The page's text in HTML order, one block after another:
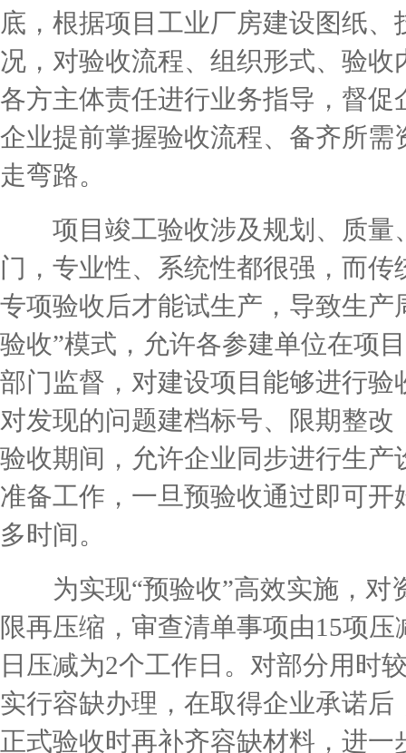
底，根据项目工业厂房建设图纸
况，对验收流程、组织形式、验
各方主体责任进行业务指导，督
企业提前掌握验收流程、备齐所
走弯路。
项目竣工验收涉及规划、质量
门，专业性、系统性都很强，而
专项验收后才能试生产，导致生
验收”模式，允许各参建单位在项
部门监督，对建设项目能够进行
对发现的问题建档标号、限期整
验收期间，允许企业同步进行生
准备工作，一旦预验收通过即可
多时间。
为实现“预验收”高效实施，对
限再压缩，审查清单事项由15项
日压减为2个工作日。对部分用时
实行容缺办理，在取得企业承诺后
正式验收时再补齐容缺材料，进